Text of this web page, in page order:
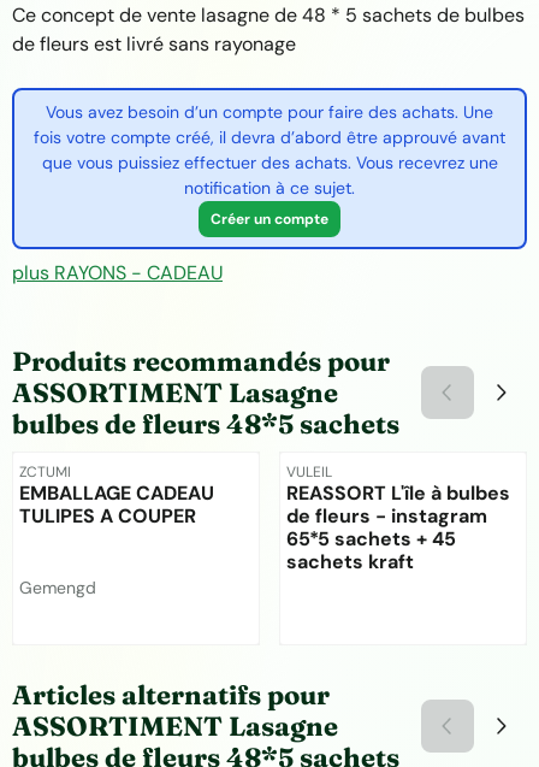
Ce concept de vente lasagne de 48 * 5 sachets de bulbes
de fleurs est livré sans rayonage
Vous avez besoin d’un compte pour faire des achats. Une
fois votre compte créé, il devra d’abord être approuvé avant
que vous puissiez effectuer des achats. Vous recevrez une
notification à ce sujet.
Créer un compte
plus RAYONS - CADEAU
Produits recommandés pour
ASSORTIMENT Lasagne
bulbes de fleurs 48*5 sachets
Référence
ZCTUMI
EMBALLAGE CADEAU
TULIPES A COUPER
Marque :
Gemengd
Référence
VULEIL
REASSORT L'île à bulbes
de fleurs - instagram
65*5 sachets + 45
sachets kraft
Articles alternatifs pour
ASSORTIMENT Lasagne
bulbes de fleurs 48*5 sachets